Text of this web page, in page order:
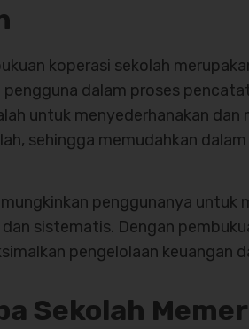
koperasi sekolah
pengguna dalam proses
untuk menyederhanakan
sehingga memudahkan
penggunanya untuk
sistematis. Dengan
pengelolaan keuangan
Sekolah